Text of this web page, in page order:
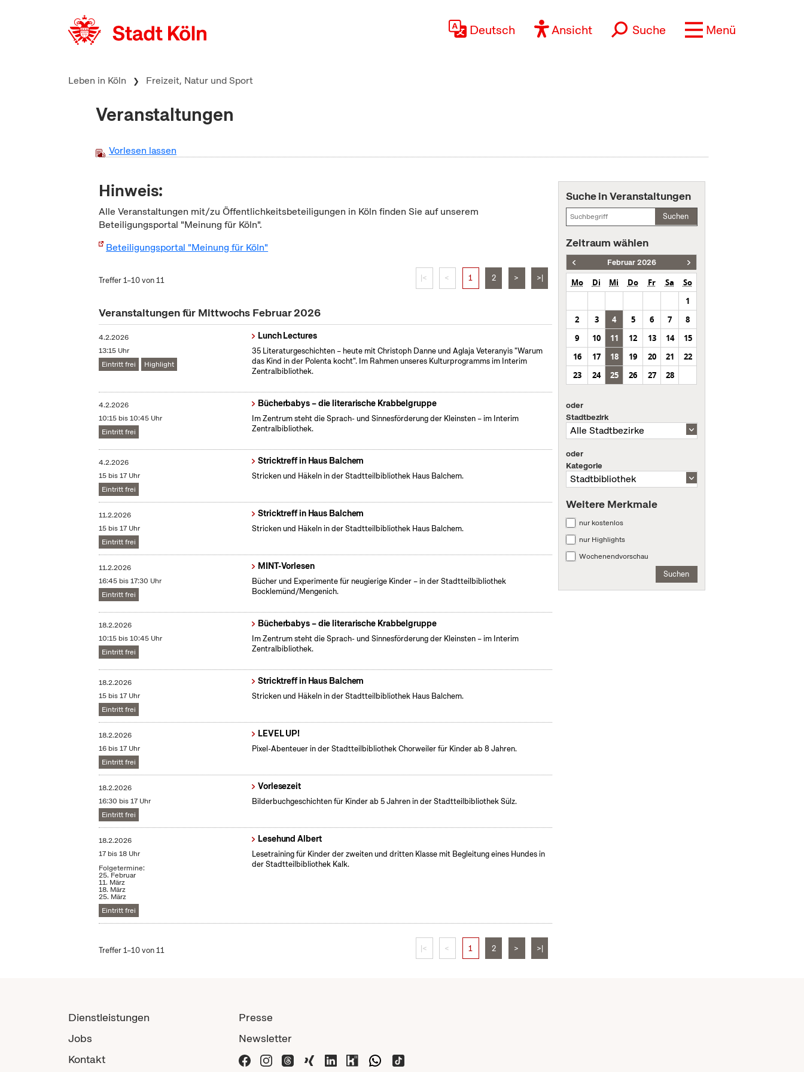
Deutsch Ansicht Suche Menü
Leben in Köln Freizeit, Natur und Sport
Veranstaltungen
Vorlesen lassen
Hinweis:
Alle Veranstaltungen mit/zu Öffentlichkeitsbeteiligungen in Köln finden Sie auf unserem
Beteiligungsportal "Meinung für Köln".
Beteiligungsportal "Meinung für Köln"
Treffer 1–10 von 11 |< < 1 2 > >|
Veranstaltungen für Mittwochs Februar 2026
4.2.2026
13:15 Uhr
Eintritt frei
Highlight
Lunch Lectures
35 Literaturgeschichten – heute mit Christoph Danne und Aglaja Veteranyis "Warum
das Kind in der Polenta kocht". Im Rahmen unseres Kulturprogramms im Interim
Zentralbibliothek.
4.2.2026
10:15 bis 10:45 Uhr
Eintritt frei
Bücherbabys – die literarische Krabbelgruppe
Im Zentrum steht die Sprach- und Sinnesförderung der Kleinsten – im Interim
Zentralbibliothek.
4.2.2026
15 bis 17 Uhr
Eintritt frei
Stricktreff in Haus Balchem
Stricken und Häkeln in der Stadtteilbibliothek Haus Balchem.
11.2.2026
15 bis 17 Uhr
Eintritt frei
Stricktreff in Haus Balchem
Stricken und Häkeln in der Stadtteilbibliothek Haus Balchem.
11.2.2026
16:45 bis 17:30 Uhr
Eintritt frei
MINT-Vorlesen
Bücher und Experimente für neugierige Kinder – in der Stadtteilbibliothek
Bocklemünd/Mengenich.
18.2.2026
10:15 bis 10:45 Uhr
Eintritt frei
Bücherbabys – die literarische Krabbelgruppe
Im Zentrum steht die Sprach- und Sinnesförderung der Kleinsten – im Interim
Zentralbibliothek.
18.2.2026
15 bis 17 Uhr
Eintritt frei
Stricktreff in Haus Balchem
Stricken und Häkeln in der Stadtteilbibliothek Haus Balchem.
18.2.2026
16 bis 17 Uhr
Eintritt frei
LEVEL UP!
Pixel-Abenteuer in der Stadtteilbibliothek Chorweiler für Kinder ab 8 Jahren.
18.2.2026
16:30 bis 17 Uhr
Eintritt frei
Vorlesezeit
Bilderbuchgeschichten für Kinder ab 5 Jahren in der Stadtteilbibliothek Sülz.
18.2.2026
17 bis 18 Uhr
Folgetermine:
25. Februar
11. März
18. März
25. März
Eintritt frei
Lesehund Albert
Lesetraining für Kinder der zweiten und dritten Klasse mit Begleitung eines Hundes in
der Stadtteilbibliothek Kalk.
Treffer 1–10 von 11 |< < 1 2 > >|
Suche in Veranstaltungen
Suchen
Zeitraum wählen
Februar 2026
Mo Di Mi Do Fr Sa
So
1
2
3 4 5 6 7
8
9
10 11 12 13 14
15
16
17 18 19 20 21
22
23
24 25 26 27 28
oder
Stadtbezirk
oder
Kategorie
Weitere Merkmale
nur kostenlos
nur Highlights
Wochenendvorschau
Suchen
Dienstleistungen
Jobs
Kontakt
Presse
Newsletter